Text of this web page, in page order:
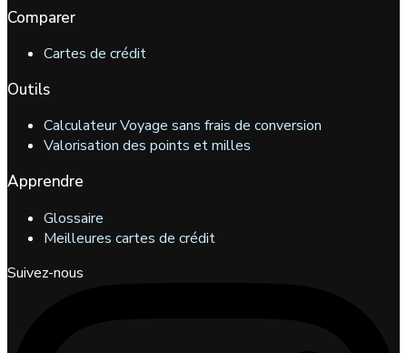
Comparer
Cartes de crédit
Outils
Calculateur Voyage sans frais de conversion
Valorisation des points et milles
Apprendre
Glossaire
Meilleures cartes de crédit
Suivez-nous